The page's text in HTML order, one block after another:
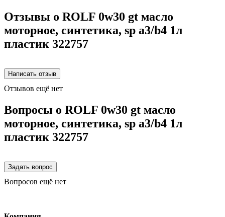
Отзывы о ROLF 0w30 gt масло
моторное, синтетика, sp a3/b4 1л
пластик 322757
Отзывов ещё нет
Вопросы о ROLF 0w30 gt масло
моторное, синтетика, sp a3/b4 1л
пластик 322757
Вопросов ещё нет